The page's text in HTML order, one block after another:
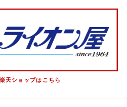
天ショップはこちら